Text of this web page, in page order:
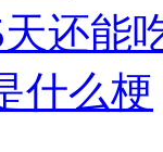
还能
什么梗